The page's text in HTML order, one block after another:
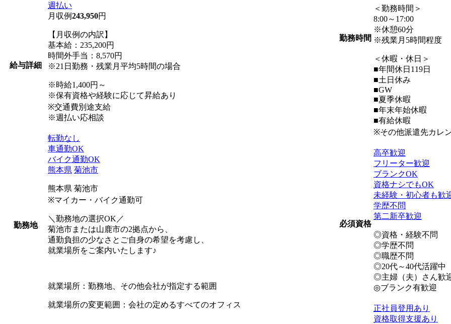
給与詳細
週払い
月収例243,950円
【月収例の内訳】
基本給：235,200円
時間外手当：8,570円
※21日勤務・残業月平均5時間の場合
※時給1,400円～
※保有資格や経験に応じて昇給あり
※交通費別途支給
※週払い応相談
勤務地
転勤なし
車通勤OK
バイク通勤OK
熊本県 菊池市
熊本県 菊池市
※マイカー・バイク通勤可
＼勤務地の選択OK／
菊池市または山鹿市の2拠点から、
通勤負担の少なさとご自身の希望を考慮し、
就業場所をご案内いたします♪
就業場所：勤務地、その他会社が指定する範囲
就業場所の変更範囲：会社の定めるすべてのオフィス
勤務時間
＜勤務時間＞
8:00～17:00
※休憩60分
※残業月5時間程度
＜休暇・休日＞
■年間休日119日
■土日休み
■GW
■夏季休暇
■年末年始休暇
■有給休暇
※その他派遣先カレ
必須資格
高卒歓迎
フリーター歓迎
ブランクOK
資格ナシでもOK
未経験・初心者も歓
学歴不問
第二新卒歓迎
◎資格・経験不問
◎学歴不問
◎職歴不問
◎20代～40代活躍中
◎主婦（夫）さん歓
◎ブランク有歓迎
正社員登用あり
資格取得支援あり